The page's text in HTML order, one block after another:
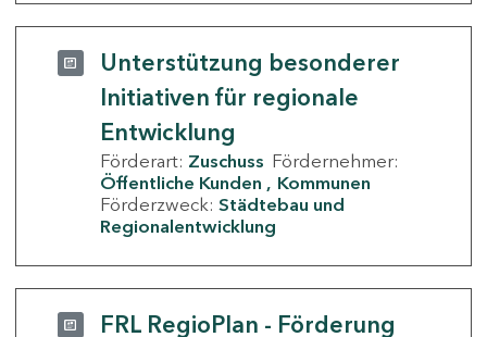
Unterstützung besonderer
Initiativen für regionale
Entwicklung
Förderart: Zuschuss Fördernehmer:
Öffentliche Kunden
Kommunen
Förderzweck: Städtebau und
Regionalentwicklung
FRL RegioPlan - Förderung